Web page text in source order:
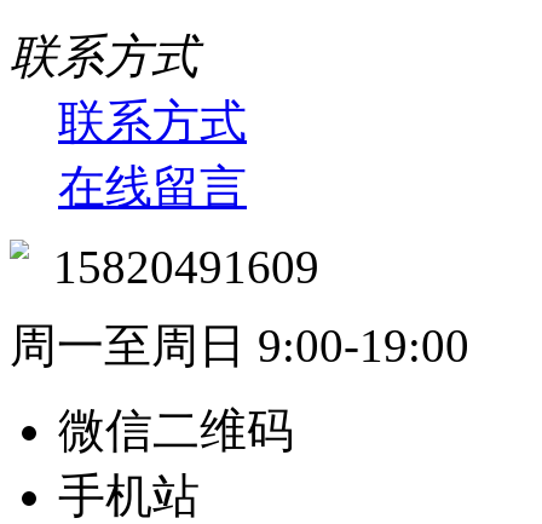
联系方式
联系方式
在线留言
15820491609
周一至周日 9:00-19:00
微信二维码
手机站